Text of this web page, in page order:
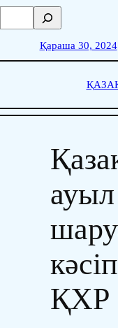
Skip
о
с
Қараша 30, 2024
ауыл
ҚХР